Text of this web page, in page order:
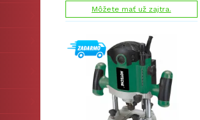
Môžete mať už zajtra.